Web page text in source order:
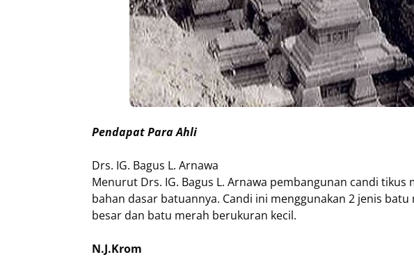
Pendapat Para Ahli
Drs. IG. Bagus L. Arnawa
Menurut Drs. IG. Bagus L. Arnawa pembangunan candi
bahan dasar batuannya. Candi ini menggunakan 2 jenis
besar dan batu merah berukuran kecil.
N.J.Krom